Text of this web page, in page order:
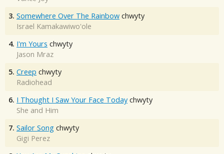
3. Somewhere Over The Rainbow chwyty
Israel Kamakawiwo'ole
4. I'm Yours chwyty
Jason Mraz
5. Creep chwyty
Radiohead
6. I Thought I Saw Your Face Today chwyty
She and Him
7. Sailor Song chwyty
Gigi Perez